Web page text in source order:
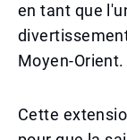
en tant que
Moyen-Orient.
Cette